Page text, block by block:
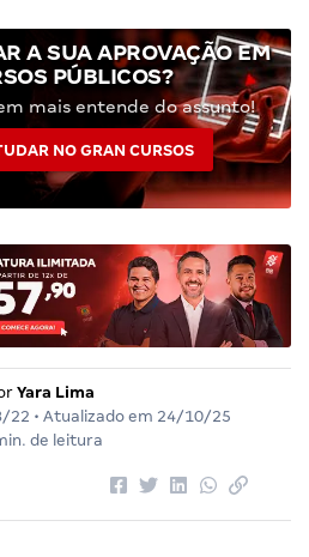
A SUA APROVAÇÃO EM
PÚBLICOS?
mais entende do assunto!
NO GRAN CURSOS
Yara Lima
22 • Atualizado em 24/10/25
de leitura